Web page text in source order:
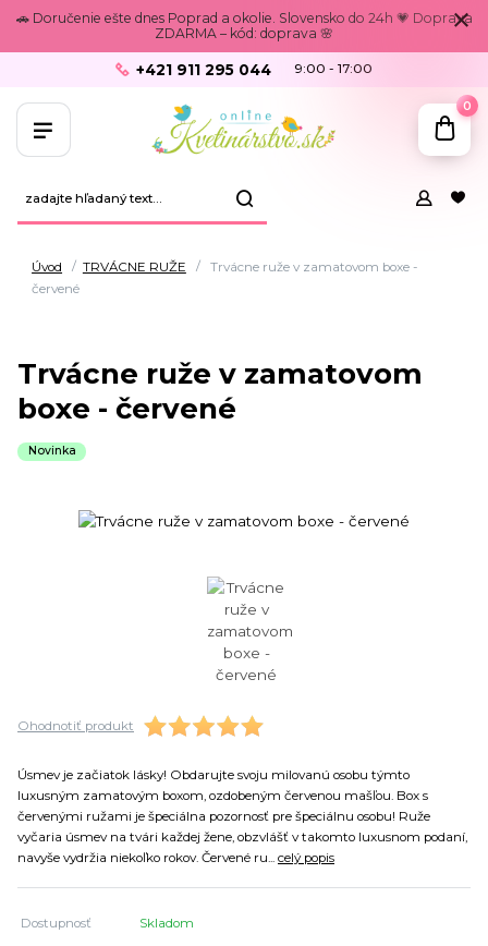
🚗 Doručenie ešte dnes Poprad a okolie. Slovensko do 24h 💗 Doprava
ZDARMA – kód: doprava 🌸
+421 911 295 044 9:00 - 17:00
0
Úvod TRVÁCNE RUŽE
Trvácne ruže v zamatovom boxe -
červené
Trvácne ruže v zamatovom
boxe - červené
Novinka
Ohodnotiť produkt
Úsmev je začiatok lásky! Obdarujte svoju milovanú osobu týmto
luxusným zamatovým boxom, ozdobeným červenou mašľou. Box s
červenými ružami je špeciálna pozornosť pre špeciálnu osobu! Ruže
vyčaria úsmev na tvári každej žene, obzvlášť v takomto luxusnom podaní,
navyše vydržia niekoľko rokov. Červené ru... celý popis
Dostupnosť Skladom